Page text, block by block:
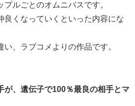
ルごとのオムニバスです。
良くなっていくといった内容にな
、ラブコメよりの作品です。
が、遺伝子で100％最良の相手とマ